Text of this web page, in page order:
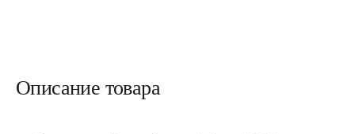
Описание товара